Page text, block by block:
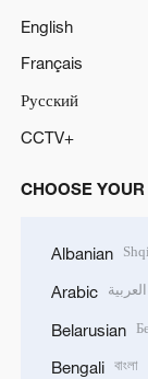
English
Français
Русский
CCTV+
CHOOSE
Albanian
Arabic العربية
Belarusian
Bengali বাংলা